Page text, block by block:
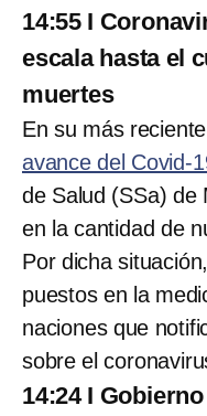
14:55 I
escala hasta el
muertes
En su más
avance del Covid-
de Salud (SSa) de
en la cantidad de
Por dicha
puestos en la
naciones que
sobre el
14:24 I